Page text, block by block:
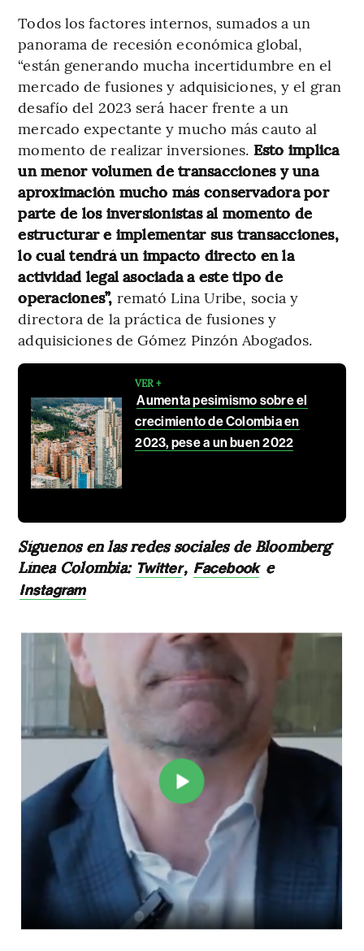
Todos los factores internos, sumados a un
panorama de recesión económica global,
“están generando mucha incertidumbre en el
mercado de fusiones y adquisiciones, y el gran
desafío del 2023 será hacer frente a un
mercado expectante y mucho más cauto al
momento de realizar inversiones. Esto implica
un menor volumen de transacciones y una
aproximación mucho más conservadora por
parte de los inversionistas al momento de
estructurar e implementar sus transacciones,
lo cual tendrá un impacto directo en la
actividad legal asociada a este tipo de
operaciones”, remató Lina Uribe, socia y
directora de la práctica de fusiones y
adquisiciones de Gómez Pinzón Abogados.
VER +
Aumenta pesimismo sobre el
crecimiento de Colombia en
2023, pese a un buen 2022
Síguenos en las redes sociales de Bloomberg
Línea Colombia: Twitter, Facebook e
Instagram